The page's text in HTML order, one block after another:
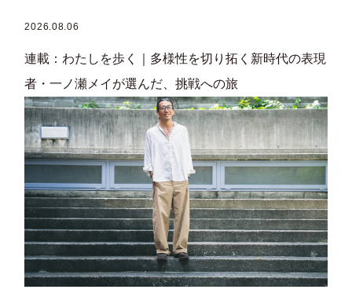
2026.08.06
連載：わたしを歩く｜多様性を切り拓く新時代の表現
者・一ノ瀬メイが選んだ、挑戦への旅